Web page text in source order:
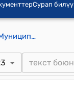
Сурап билүү
Ала-Бука айылдык кенешинин 2023-жылдын 17-мартындагы № 20/12 "Муниципалдык менчикке кыймылсыз мүлктү кабыл алууга макулдук берүү жөнүндө" токтому